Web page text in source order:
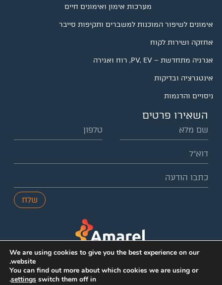
מערכות אימון ואימונים חיים
אימונים לשיפור המוכנות למשברים ותקיפות סייבר
אחזקה ושירות לקוח
אנרגיה מתחדשת – PV, EV, רוח ואגירה
אינטגרציה ובדיקות
ניסויים והדגמות
השאירו פרטים
שלח
We are using cookies to give you the best experience on our
website.
You can find out more about which cookies we are using or
switch them off in
settings
.